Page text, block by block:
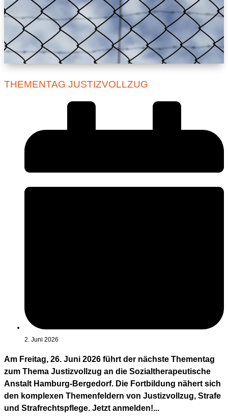
THEMENTAG JUSTIZVOLLZUG
2. Juni 2026
Am Freitag, 26. Juni 2026 führt der nächste Thementag
zum Thema Justizvollzug an die Sozialtherapeutische
Anstalt Hamburg-Bergedorf. Die Fortbildung nähert sich
den komplexen Themenfeldern von Justizvollzug, Strafe
und Strafrechtspflege. Jetzt anmelden!...